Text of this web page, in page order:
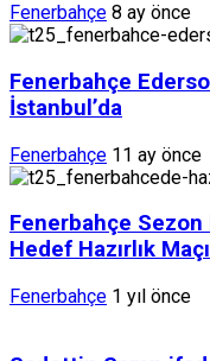
Fenerbahçe 8 ay önce
Fenerbahçe
İstanbul’da
Fenerbahçe 11 ay önce
Fenerbahçe Sezon
Hedef Hazırlık Maçı
Fenerbahçe 1 yıl önce